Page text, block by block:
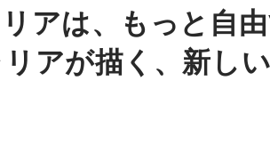
アは、もっと自
アが描く、新し